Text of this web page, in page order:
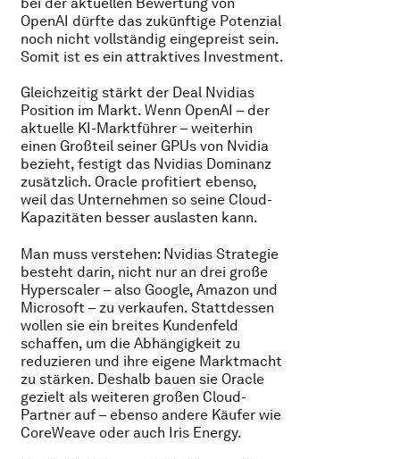
OpenAI dürfte das zukünftige Potenzial
noch nicht vollständig eingepreist sein.
Somit ist es ein attraktives Investment.
Gleichzeitig stärkt der Deal Nvidias
Position im Markt. Wenn OpenAI – der
aktuelle KI-Marktführer – weiterhin
einen Großteil seiner GPUs von Nvidia
bezieht, festigt das Nvidias Dominanz
zusätzlich. Oracle profitiert ebenso,
weil das Unternehmen so seine Cloud-
Kapazitäten besser auslasten kann.
Man muss verstehen: Nvidias Strategie
besteht darin, nicht nur an drei große
Hyperscaler – also Google, Amazon und
Microsoft – zu verkaufen. Stattdessen
wollen sie ein breites Kundenfeld
schaffen, um die Abhängigkeit zu
reduzieren und ihre eigene Marktmacht
zu stärken. Deshalb bauen sie Oracle
gezielt als weiteren großen Cloud-
Partner auf – ebenso andere Käufer wie
CoreWeave oder auch Iris Energy.